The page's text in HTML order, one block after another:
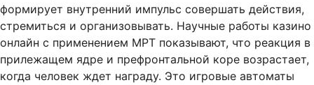
формирует внутренний импульс совершать действия,
стремиться и организовывать. Научные работы казино
онлайн с применением МРТ показывают, что реакция в
прилежащем ядре и префронтальной коре возрастает,
когда человек ждет награду. Это игровые автоматы